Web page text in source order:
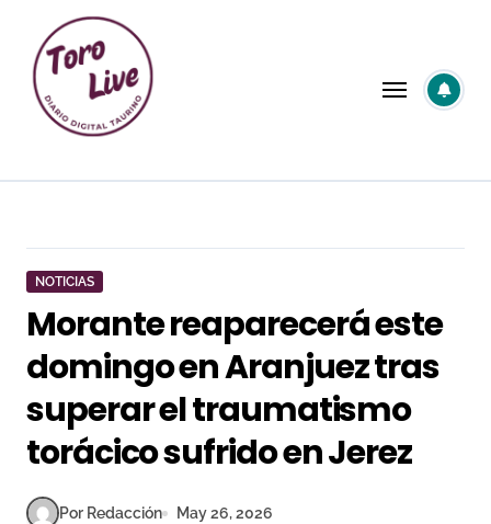
contenido
NOTICIAS
Morante reaparecerá este
domingo en Aranjuez tras
superar el traumatismo
torácico sufrido en Jerez
Por Redacción May 26, 2026